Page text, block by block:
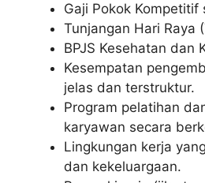
Gaji Pokok Kompetitif
Tunjangan Hari Raya
BPJS Kesehatan dan
Kesempatan
jelas dan terstruktur.
Program pelatihan
karyawan secara
Lingkungan kerja
dan kekeluargaan.